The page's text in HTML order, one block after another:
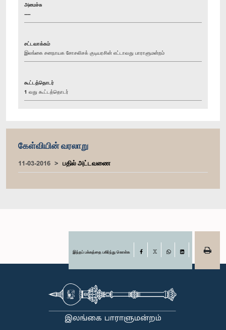
அமைச்சு
----
சட்டவாக்கம்
இலங்கை சனநாயக சோசலிசக் குடியரசின் எட்டாவது பாராளுமன்றம்
கூட்டத்தொடர்
1 வது கூட்டத்தொடர்
கேள்வியின் வரலாறு
11-03-2016 பதில் அட்டவணை
இந்தப் பக்கத்தை பகிர்ந்து கொள்க Facebook